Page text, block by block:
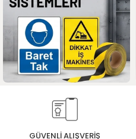
GÜVENLİ ALIŞVERİŞ